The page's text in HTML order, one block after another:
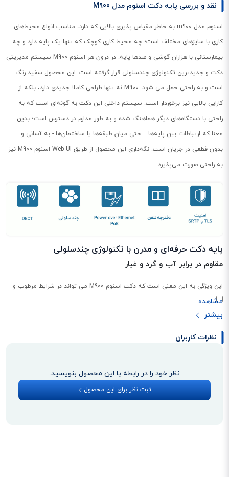
نقد و بررسی پایه دکت اسنوم مدل M900
اسنوم مدل m900 به خاطر مقیاس پذیری بالایی که دارد، مناسب انواع محیط‌های
کاری با سایزهای مختلف است؛ چه محیط کاری کوچک که تنها یک پایه دارد و چه
بیمارستانی با هزاران گوشی و صدها پایه. در درون هر اسنوم M900 سیستم مدیریتی
دکت و جدیدترین تکنولوژی چندسلولی قرار گرفته است. این محصول سفید رنگ
است و به راحتی حمل می شود. M900 نه تنها طراحی کاملا جدیدی دارد، بلکه از
کارایی بالایی نیز برخوردار است. سیستم داخلی این دکت به گونه‌ای است که به
راحتی با دستگاه‌های دیگر هماهنگ شده و به طور مدارم در دسترس است؛ بدین
معنا که ارتباطات بین پایه‌ها – حتی میان طبقه‌ها یا ساختمان‌ها - به آسانی و
بدون قطعی در جریان است. نگه‌داری این محصول از طریق Web UI اسنوم M900 نیز
به راحتی صورت می‌پذیرد.
پایه دکت حرفه‌ای و مدرن با تکنولوژی چندسلولی
مقاوم در برابر آب و گرد و غبار
این ویژگی به این معنی است که دکت اسنوم M900 می تواند در شرایط مرطوب و
که در برابر آب و گرد و غبار مقاوم می‌باشد.
پشتیبانی از 1000 پایه و 4000 گوشی
برقرار کند و یک شبکه بزرگ از تلفن‌های بیسیم را ایجاد کند. این دکت می‌تواند تا
1000 پایه و 4000 گوشی را پشتیبانی کند و از انتقال تماس‌ها بین پایه‌ها و گوشی‌ها
نظرات کاربران
نظر خود را در رابطه با این محصول بنویسید.
ثبت نظر برای این محصول